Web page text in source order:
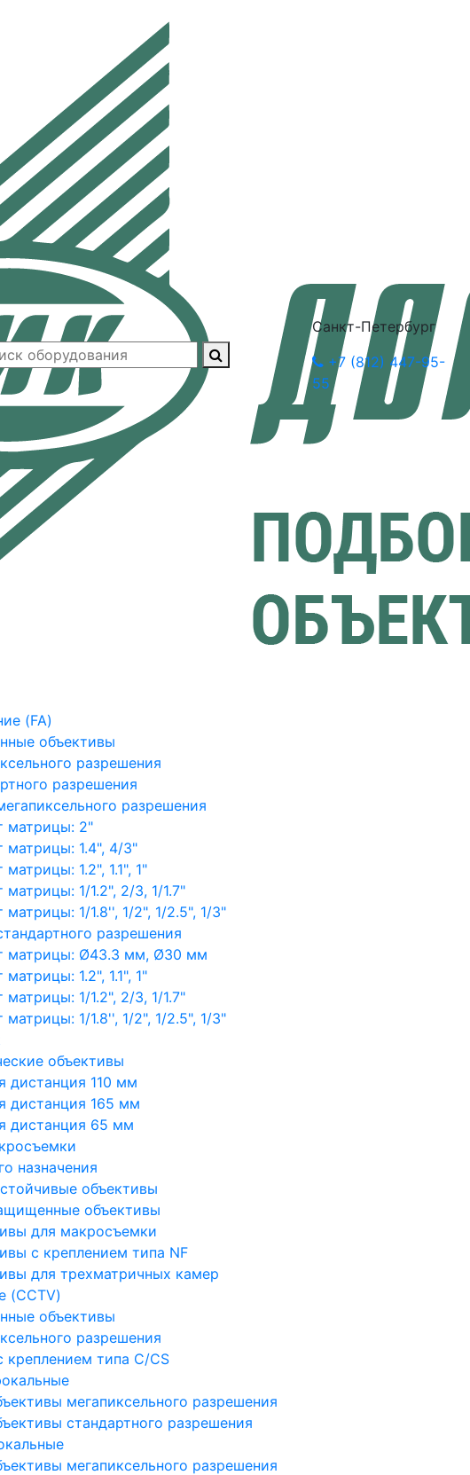
Санкт-Петербург
+7 (812) 447-95-
55
(FA)
объективы
разрешения
разрешения
разрешения
матрицы: 2"
матрицы: 1.4", 4/3"
1.2", 1.1", 1"
1/1.2", 2/3, 1/1.7"
1/1.8'', 1/2", 1/2.5", 1/3"
разрешения
матрицы: Ø43.3 мм, Ø30 мм
1.2", 1.1", 1"
1/1.2", 2/3, 1/1.7"
1/1.8'', 1/2", 1/2.5", 1/3"
объективы
дистанция 110 мм
дистанция 165 мм
дистанция 65 мм
назначения
объективы
объективы
для макросъемки
с креплением типа NF
для трехматричных камер
(CCTV)
объективы
разрешения
креплением типа C/CS
мегапиксельного разрешения
стандартного разрешения
мегапиксельного разрешения